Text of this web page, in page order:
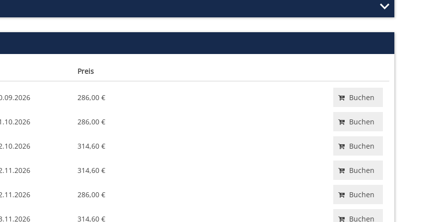
Preis
286,00 € Buchen
286,00 € Buchen
314,60 € Buchen
314,60 € Buchen
286,00 € Buchen
314,60 € Buchen